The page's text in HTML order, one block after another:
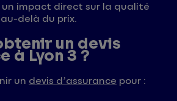
un impact direct sur la qualité
delà du prix.
un devis
à Lyon 3 ?
un devis d’assurance pour :